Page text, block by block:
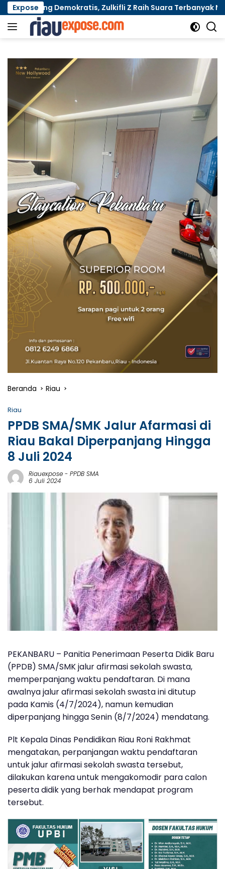
Langsung
ke
konten
Expose
Demokratis, Zulkifli Z Raih Suara Terbanyak Nahkodai
Beranda Riau
Riau
PPDB SMA/SMK Jalur Afarmasi di
Riau Bakal Diperpanjang Hingga
8 Juli 2024
Riauexpose - PPDB SMA
6 Juli 2024
PEKANBARU – Panitia Penerimaan Peserta Didik Baru
(PPDB) SMA/SMK jalur afirmasi sekolah swasta,
memperpanjang waktu pendaftaran. Di mana
awalnya jalur afirmasi sekolah swasta ini ditutup
pada Kamis (4/7/2024), namun kemudian
diperpanjang hingga Senin (8/7/2024) mendatang.
Plt Kepala Dinas Pendidikan Riau Roni Rakhmat
mengatakan, perpanjangan waktu pendaftaran
untuk jalur afirmasi sekolah swasta tersebut,
dilakukan karena untuk mengakomodir para calon
peserta didik yang berhak mendapat program
tersebut.